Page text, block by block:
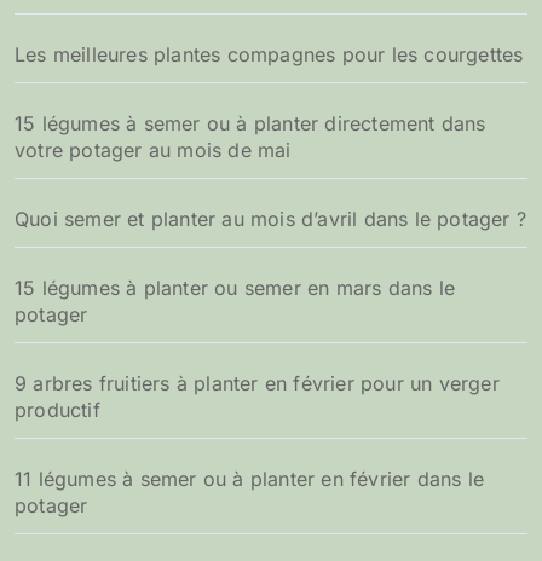
Les meilleures plantes compagnes pour les courgettes
15 légumes à semer ou à planter directement dans
votre potager au mois de mai
Quoi semer et planter au mois d’avril dans le potager ?
15 légumes à planter ou semer en mars dans le
potager
9 arbres fruitiers à planter en février pour un verger
productif
11 légumes à semer ou à planter en février dans le
potager